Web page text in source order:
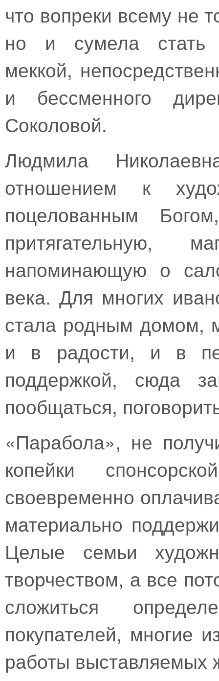
что вопреки всему не
но и сумела стать
меккой,
и бессменного
Соколовой.
Людмила
отношением к
поцелованным
притягательную,
напоминающую о
века. Для многих
стала родным домом,
и в радости, и в
поддержкой, сюда
пообщаться,
«Парабола», не
копейки
своевременно
материально
Целые семьи
творчеством, а все
сложиться
покупателей, многие
работы выставляемых